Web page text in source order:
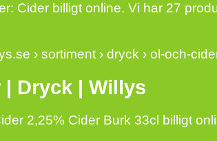
Cider billigt online. Vi har 27
› sortiment › dryck › ol-och-
| Dryck | Willys
2,25% Cider Burk 33cl billigt